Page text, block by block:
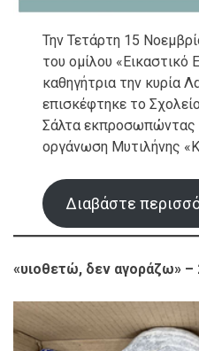
Την Τετάρτη 15
του ομίλου «Εικαστικό
καθηγήτρια την κυρία
επισκέφτηκε το
Σάλτα εκπροσωπώντας
οργάνωση Μυτιλήνης
Διαβάστε
«υιοθετώ, δεν αγοράζω» –